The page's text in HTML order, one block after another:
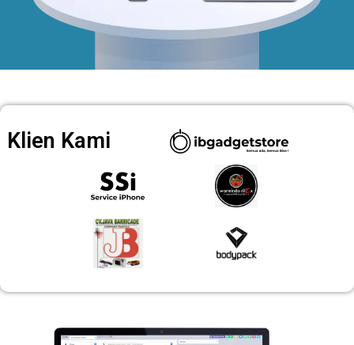
Klien Kami